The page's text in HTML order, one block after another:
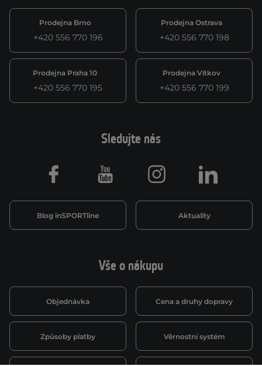
Prodejna Brno
+420 556 770 196
Prodejna Ostrava
+420 556 770 198
Prodejna Praha 10
+420 556 770 195
Prodejna Vítkov
+420 556 770 199
Vše o nákupu
Objednávka Cena a druhy dopravy
Způsoby platby Věrnostní systém
Sledujte nás
Blog inSPORTline Aktuality
Facebook Youtube Instagram LinkedIn